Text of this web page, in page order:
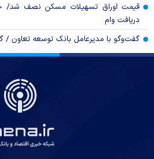
قیمت اوراق تسهیلات مسکن نصف شد/
دریافت وام
گفت‌وگو با مدیرعامل بانک توسعه تعاون /